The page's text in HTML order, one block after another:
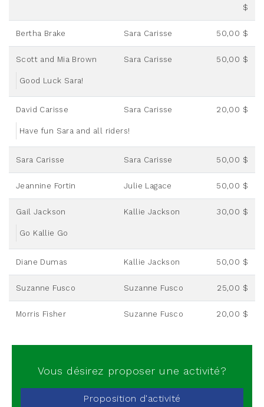
$
Bertha Brake Sara Carisse 50,00 $
Scott and Mia Brown Sara Carisse 50,00 $
Good Luck Sara!
David Carisse Sara Carisse 20,00 $
Have fun Sara and all riders!
Sara Carisse Sara Carisse 50,00 $
Jeannine Fortin Julie Lagace 50,00 $
Gail Jackson Kallie Jackson 30,00 $
Go Kallie Go
Diane Dumas Kallie Jackson 50,00 $
Suzanne Fusco Suzanne Fusco 25,00 $
Morris Fisher Suzanne Fusco 20,00 $
Vous désirez proposer une activité?
Proposition d'activité